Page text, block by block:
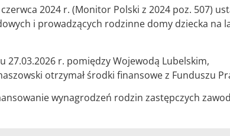
2024 r. (Monitor Polski z 2024 poz. 507)
i prowadzących rodzinne domy dziecka na
27.03.2026 r. pomiędzy Wojewodą Lubelskim,
otrzymał środki finansowe z Funduszu
wynagrodzeń rodzin zastępczych